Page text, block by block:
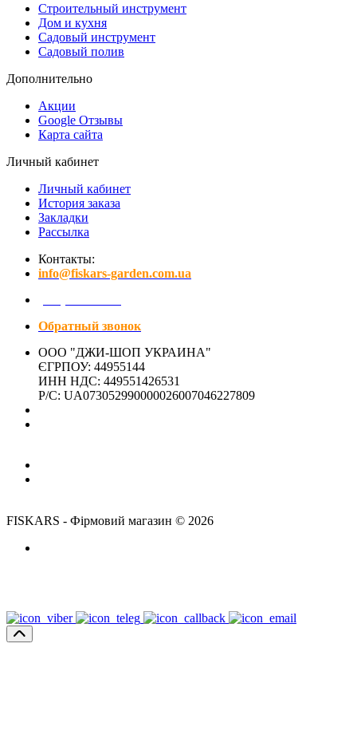
Строительный инструмент
Дом и кухня
Садовый инструмент
Садовый полив
Дополнительно
Акции
Google Отзывы
Карта сайта
Личный кабинет
Личный кабинет
История заказа
Закладки
Рассылка
Контакты:
info@fiskars-garden.com.ua
Обратный звонок
ООО "ДЖИ-ШОП УКРАИНА"
ЄГРПОУ: 44955144
ИНН НДС: 449551426531
Р/С: UA073052990000026007046227809
FISKARS - Фірмовий магазин © 2026